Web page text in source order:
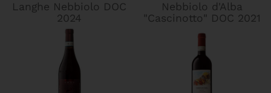
Langhe Nebbiolo DOC
2024
Nebbiolo d'Alba
"Cascinotto" DOC 2021